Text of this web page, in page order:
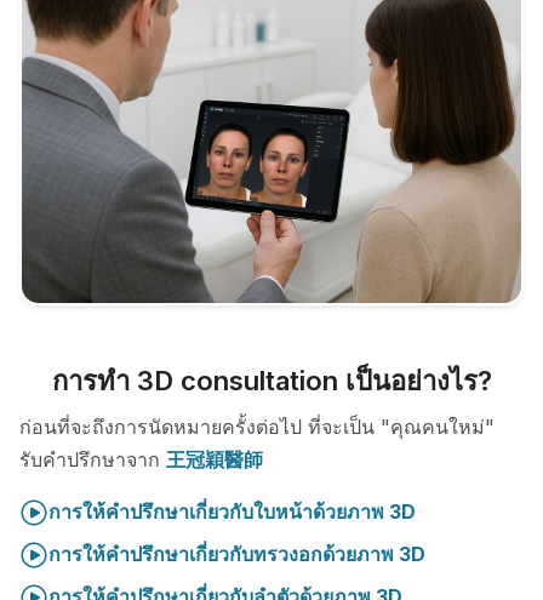
การทำ 3D consultation เป็นอย่างไร?
ก่อนที่จะถึงการนัดหมายครั้งต่อไป ที่จะเป็น "คุณคนใหม่"
รับคำปรึกษาจาก 王冠穎醫師
การให้คำปรึกษาเกี่ยวกับใบหน้าด้วยภาพ 3D
การให้คำปรึกษาเกี่ยวกับทรวงอกด้วยภาพ 3D